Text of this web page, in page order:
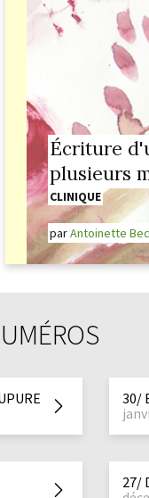
Écriture
plusieurs
CLINIQUE
parAntoinette
30/
27/